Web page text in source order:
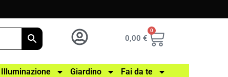
0,00 €
0
Illuminazione Giardino Fai da te